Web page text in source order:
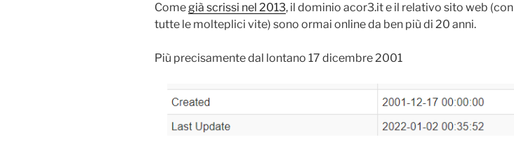
Comegià scrissi nel 2013, il dominio acor3.it e il relativo sito web (con
tutte le molteplici vite) sono ormai online da ben più di 20 anni.
Più precisamente dal lontano 17 dicembre 2001